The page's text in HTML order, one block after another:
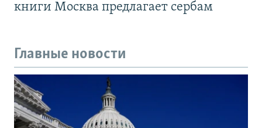
книги Москва предлагает сербам
Главные новости